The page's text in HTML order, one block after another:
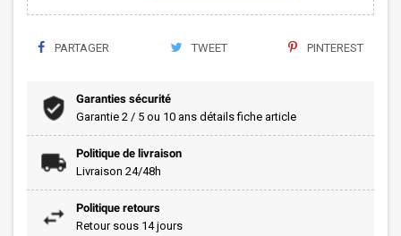
PARTAGER TWEET PINTEREST
Garanties sécurité
Garantie 2 / 5 ou 10 ans détails fiche article
Politique de livraison
Livraison 24/48h
Politique retours
Retour sous 14 jours